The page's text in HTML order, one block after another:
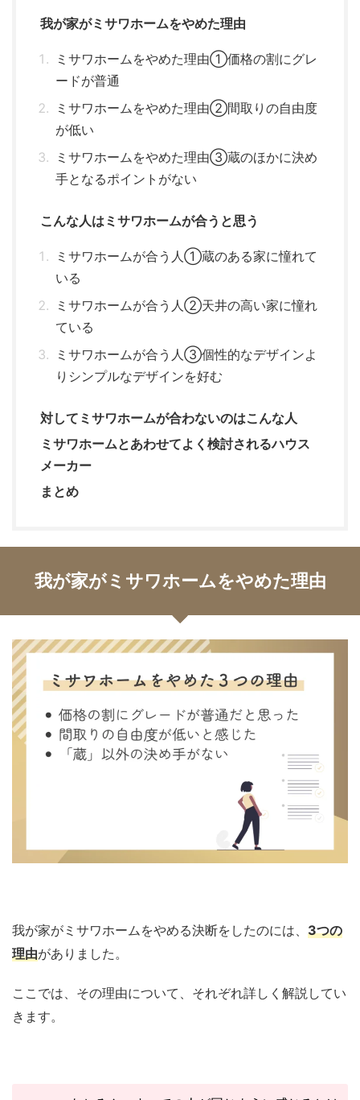
我が家がミサワホームをやめた理由
ミサワホームをやめた理由①価格の割にグレ
ードが普通
ミサワホームをやめた理由②間取りの自由度
が低い
ミサワホームをやめた理由③蔵のほかに決め
手となるポイントがない
こんな人はミサワホームが合うと思う
ミサワホームが合う人①蔵のある家に憧れて
いる
ミサワホームが合う人②天井の高い家に憧れ
ている
ミサワホームが合う人③個性的なデザインよ
りシンプルなデザインを好む
対してミサワホームが合わないのはこんな人
ミサワホームとあわせてよく検討されるハウス
メーカー
まとめ
我が家がミサワホームをやめた理由
我が家がミサワホームをやめる決断をしたのには、 3つの
理由がありました。
ここでは、その理由について、それぞれ詳しく解説してい
きます。